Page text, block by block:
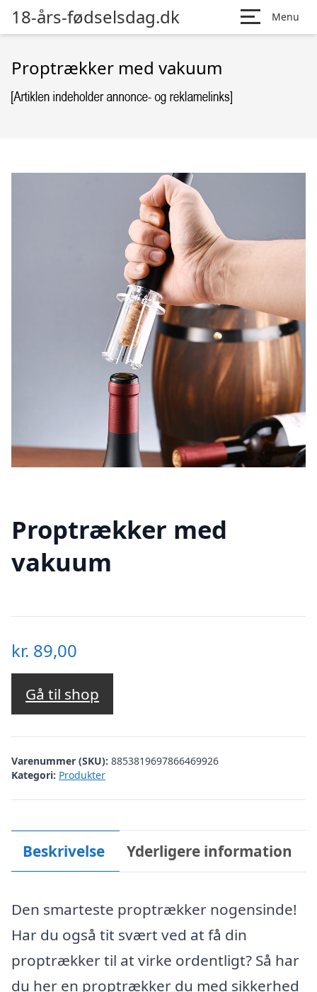
18-års-fødselsdag.dk Menu
Proptrækker med vakuum
Proptrækker med
vakuum
kr. 89,00
Gå til shop
Varenummer (SKU): 8853819697866469926
Kategori: Produkter
Beskrivelse Yderligere information
Den smarteste proptrækker nogensinde!
Har du også tit svært ved at få din
proptrækker til at virke ordentligt? Så har
du her en proptrækker du med sikkerhed